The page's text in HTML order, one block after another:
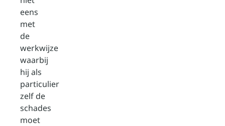
eens
met
de
werkwijze
waarbij
hij als
particulier
zelf de
schades
moet